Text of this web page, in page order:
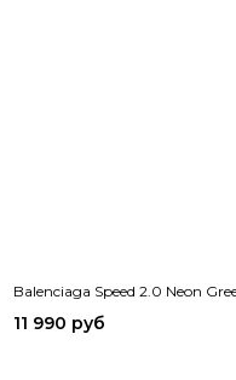
Balenciaga Speed 2.0 Neon
11 990 руб